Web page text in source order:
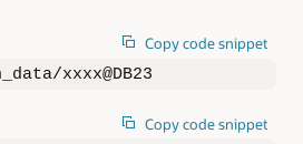
Copy code snippet
xxxx@DB23
Copy code snippet